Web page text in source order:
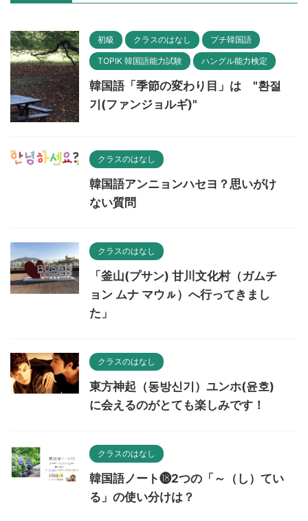
初級 クラスのはなし プチ韓国語
TOPIK 韓国語能力試験 ハングル能力検定
韓国語「季節の変わり目」は "환절
기(ファンジョルギ)"
クラスのはなし
韓国語アンニョンハセヨ？思いがけ
ない質問
クラスのはなし
「釜山(プサン) 甘川文化村（ガムチ
ョン ムナ マウㇽ）へ行ってきまし
た」
クラスのはなし
東方神起（동방신기）ユンホ(윤호)
に会えるのがとても楽しみです！
クラスのはなし
韓国語ノート⓲2つの「～（し）てい
る」の使い分けは？